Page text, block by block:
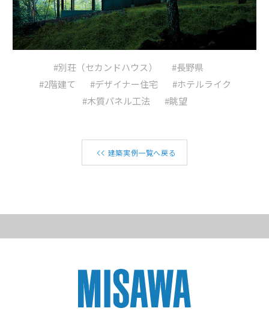
#別荘（セカンドハウス）
#長野県
#2階建て
#デザイナー住宅
#ホテルライク
#木質パネル工法
#眺望
建築実例一覧へ戻る